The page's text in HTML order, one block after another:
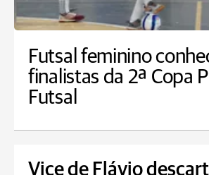
Futsal feminino
finalistas da 2ª Copa
Futsal
Vice de Flávio